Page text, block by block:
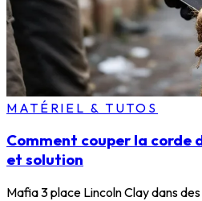
MATÉRIEL & TUTOS
Comment couper la corde
et solution
Mafia 3 place Lincoln Clay dans